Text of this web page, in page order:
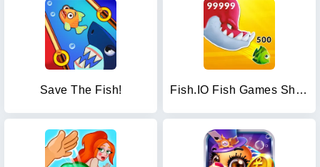
Save The Fish! Fish.IO Fish Games Shark Games